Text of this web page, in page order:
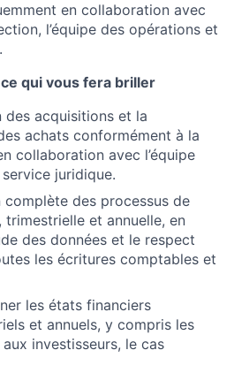
en collaboration avec
l’équipe des opérations et
qui vous fera briller
des acquisitions et la
achats conformément à la
collaboration avec l’équipe
juridique.
complète des processus de
trimestrielle et annuelle, en
des données et le respect
les écritures comptables et
les états financiers
et annuels, y compris les
investisseurs, le cas